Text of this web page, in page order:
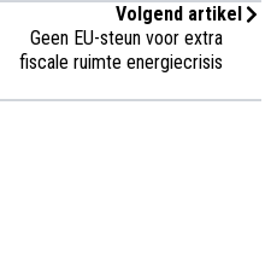
Volgend artikel
Geen EU-steun voor extra
fiscale ruimte energiecrisis